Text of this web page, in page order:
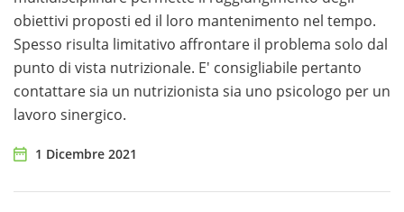
obiettivi proposti ed il loro mantenimento nel tempo.
Spesso risulta limitativo affrontare il problema solo dal
punto di vista nutrizionale. E' consigliabile pertanto
contattare sia un nutrizionista sia uno psicologo per un
lavoro sinergico.
1 Dicembre 2021